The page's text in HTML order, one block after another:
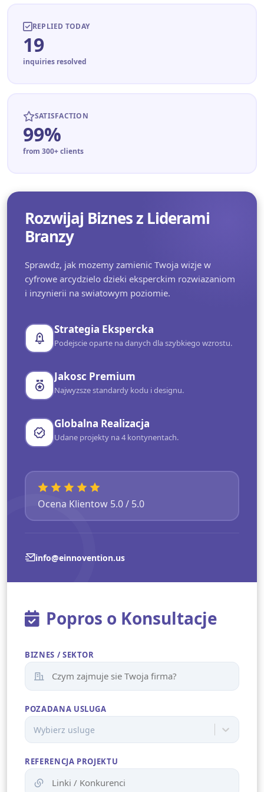
REPLIED TODAY
19
inquiries resolved
SATISFACTION
99%
from 300+ clients
Rozwijaj Biznes z Liderami
Branzy
Sprawdz, jak mozemy zamienic Twoja wizje w
cyfrowe arcydzielo dzieki eksperckim rozwiazaniom
i inzynierii na swiatowym poziomie.
Strategia Ekspercka
Podejscie oparte na danych dla szybkiego wzrostu.
Jakosc Premium
Najwyzsze standardy kodu i designu.
Globalna Realizacja
Udane projekty na 4 kontynentach.
Ocena Klientow 5.0 / 5.0
info@einnovention.us
Popros o Konsultacje
BIZNES / SEKTOR
POZADANA USLUGA
Wybierz usluge
REFERENCJA PROJEKTU